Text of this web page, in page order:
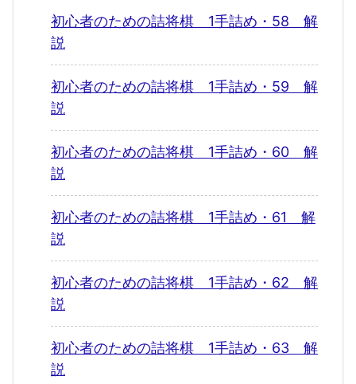
初心者のための詰将棋 1手詰め・58 解
説
初心者のための詰将棋 1手詰め・59 解
説
初心者のための詰将棋 1手詰め・60 解
説
初心者のための詰将棋 1手詰め・61 解
説
初心者のための詰将棋 1手詰め・62 解
説
初心者のための詰将棋 1手詰め・63 解
説